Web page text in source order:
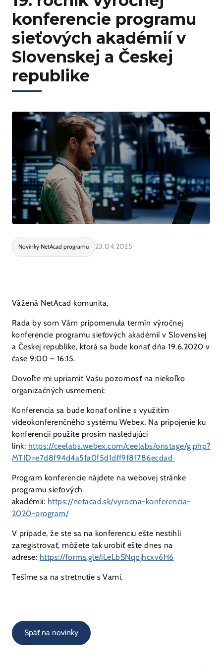
konferencie programu
sieťových akadémií v
Slovenskej a Českej
republike
Novinky NetAcad programu 23.04.2025
Vážená NetAcad komunita,
Rada by som Vám pripomenula termín výročnej
konferencie programu sieťových akadémií v Slovenskej
a Českej republike, ktorá sa bude konať dňa 19.6.2020 v
čase 9:00 – 16:15.
Dovoľte mi upriamiť Vašu pozornosť na niekoľko
organizačných usmernení:
Konferencia sa bude konať online s využitím
videokonferenčného systému Webex. Na pripojenie ku
konferencii použite prosím nasledujúci
link: https://ceelabs.webex.com/ceelabs/onstage/g.php?
MTID=e7d8f94d4a5fa0f5d1dff9f81786ecdad
Program konferencie nájdete na webovej stránke
programu sieťových
akadémií: https://netacad.sk/vyrocna-konferencia-
2020-program/
V prípade, že ste sa na konferenciu ešte nestihli
zaregistrovať, môžete tak urobiť ešte dnes na
adrese: https://forms.gle/iLeLbSNqpjhcxv6H6
Tešíme sa na stretnutie s Vami.
Späť na novinky